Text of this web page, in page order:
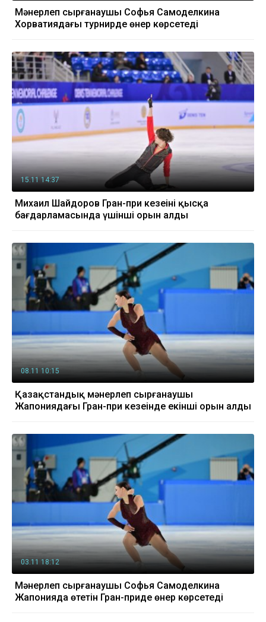
Мәнерлеп сырғанаушы Софья Самоделкина
Хорватиядағы турнирде өнер көрсетеді
15.11 14:37
Михаил Шайдоров Гран-при кезеңінің қысқа
бағдарламасында үшінші орын алды
08.11 10:15
Қазақстандық мәнерлеп сырғанаушы
Жапониядағы Гран-при кезеңінде екінші орын алды
03.11 18:12
Мәнерлеп сырғанаушы Софья Самоделкина
Жапонияда өтетін Гран-приде өнер көрсетеді